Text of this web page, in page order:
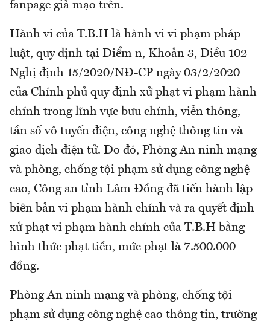
fanpage giả mạo trên.
Hành vi của T.B.H là hành vi vi phạm pháp
luật, quy định tại Điểm n, Khoản 3, Điều 102
Nghị định 15/2020/NĐ-CP ngày 03/2/2020
của Chính phủ quy định xử phạt vi phạm hành
chính trong lĩnh vực bưu chính, viễn thông,
tần số vô tuyến điện, công nghệ thông tin và
giao dịch điện tử. Do đó, Phòng An ninh mạng
và phòng, chống tội phạm sử dụng công nghệ
cao, Công an tỉnh Lâm Đồng đã tiến hành lập
biên bản vi phạm hành chính và ra quyết định
xử phạt vi phạm hành chính của T.B.H bằng
hình thức phạt tiền, mức phạt là 7.500.000
đồng.
Phòng An ninh mạng và phòng, chống tội
phạm sử dụng công nghệ cao thông tin, trường